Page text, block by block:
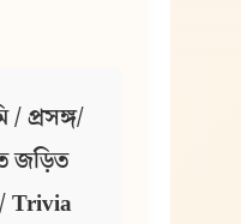
/ প্ৰসঙ্গ/
জড়িত
Trivia